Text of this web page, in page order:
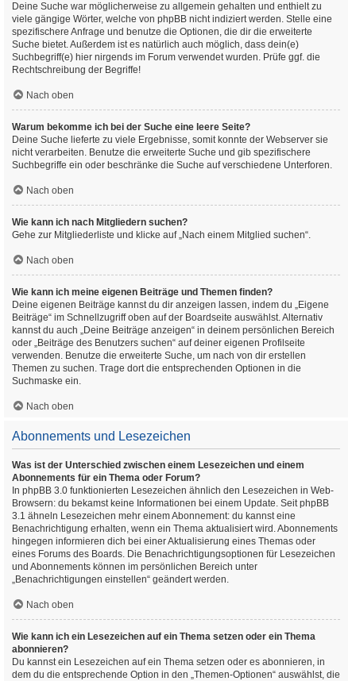
Deine Suche war möglicherweise zu allgemein gehalten und enthielt zu
viele gängige Wörter, welche von phpBB nicht indiziert werden. Stelle eine
spezifischere Anfrage und benutze die Optionen, die dir die erweiterte
Suche bietet. Außerdem ist es natürlich auch möglich, dass dein(e)
Suchbegriff(e) hier nirgends im Forum verwendet wurden. Prüfe ggf. die
Rechtschreibung der Begriffe!
Nach oben
Warum bekomme ich bei der Suche eine leere Seite?
Deine Suche lieferte zu viele Ergebnisse, somit konnte der Webserver sie
nicht verarbeiten. Benutze die erweiterte Suche und gib spezifischere
Suchbegriffe ein oder beschränke die Suche auf verschiedene Unterforen.
Nach oben
Wie kann ich nach Mitgliedern suchen?
Gehe zur Mitgliederliste und klicke auf „Nach einem Mitglied suchen“.
Nach oben
Wie kann ich meine eigenen Beiträge und Themen finden?
Deine eigenen Beiträge kannst du dir anzeigen lassen, indem du „Eigene
Beiträge“ im Schnellzugriff oben auf der Boardseite auswählst. Alternativ
kannst du auch „Deine Beiträge anzeigen“ in deinem persönlichen Bereich
oder „Beiträge des Benutzers suchen“ auf deiner eigenen Profilseite
verwenden. Benutze die erweiterte Suche, um nach von dir erstellen
Themen zu suchen. Trage dort die entsprechenden Optionen in die
Suchmaske ein.
Nach oben
Abonnements und Lesezeichen
Was ist der Unterschied zwischen einem Lesezeichen und einem
Abonnements für ein Thema oder Forum?
In phpBB 3.0 funktionierten Lesezeichen ähnlich den Lesezeichen in Web-
Browsern: du bekamst keine Informationen bei einem Update. Seit phpBB
3.1 ähneln Lesezeichen mehr einem Abonnement: du kannst eine
Benachrichtigung erhalten, wenn ein Thema aktualisiert wird. Abonnements
hingegen informieren dich bei einer Aktualisierung eines Themas oder
eines Forums des Boards. Die Benachrichtigungsoptionen für Lesezeichen
und Abonnements können im persönlichen Bereich unter
„Benachrichtigungen einstellen“ geändert werden.
Nach oben
Wie kann ich ein Lesezeichen auf ein Thema setzen oder ein Thema
abonnieren?
Du kannst ein Lesezeichen auf ein Thema setzen oder es abonnieren, in
dem du die entsprechende Option in den „Themen-Optionen“ auswählst, die